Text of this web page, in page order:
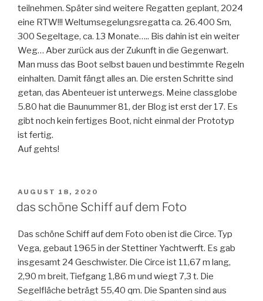
teilnehmen. Später sind weitere Regatten geplant, 2024
eine RTW!!! Weltumsegelungsregatta ca. 26.400 Sm,
300 Segeltage, ca. 13 Monate….. Bis dahin ist ein weiter
Weg… Aber zurück aus der Zukunft in die Gegenwart.
Man muss das Boot selbst bauen und bestimmte Regeln
einhalten. Damit fängt alles an. Die ersten Schritte sind
getan, das Abenteuer ist unterwegs. Meine classglobe
5.80 hat die Baunummer 81, der Blog ist erst der 17. Es
gibt noch kein fertiges Boot, nicht einmal der Prototyp
ist fertig.
Auf gehts!
VERÖFFENTLICHT
AM
AUGUST 18, 2020
das schöne Schiff auf dem Foto
Das schöne Schiff auf dem Foto oben ist die Circe. Typ
Vega, gebaut 1965 in der Stettiner Yachtwerft. Es gab
insgesamt 24 Geschwister. Die Circe ist 11,67 m lang,
2,90 m breit, Tiefgang 1,86 m und wiegt 7,3 t. Die
Segelfläche beträgt 55,40 qm. Die Spanten sind aus